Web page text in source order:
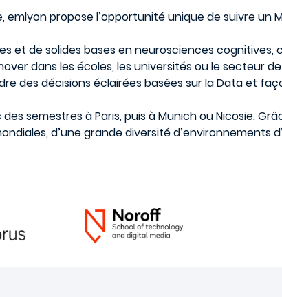
propose l’opportunité unique de suivre un
et de solides bases en neurosciences
dans les écoles, les universités ou le secteur
des décisions éclairées basées sur la Data et
semestres à Paris, puis à Munich ou Nicosie.
d’une grande diversité d’environnements